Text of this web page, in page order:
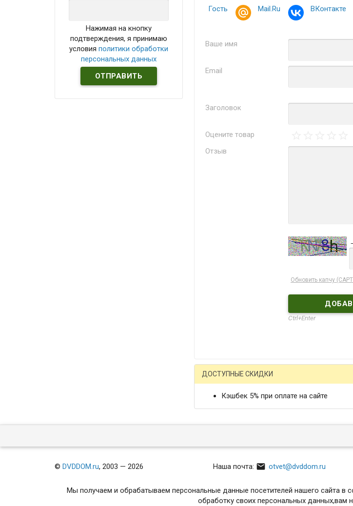
Нажимая на кнопку
подтверждения, я принимаю
условияполитики обработки
персональных данных
Гость Mail.Ru ВКонтакте
Ваше имя
Email
Заголовок
Оцените товар
Отзыв
Обновить капчу
Ctrl+Enter
ДОСТУПНЫЕ СКИДКИ
Кэшбек 5% при оплате на сайте
©DVDDOM.ru, 2003 — 2026 Наша почта:  otvet@dvddom.ru
Мы получаем и обрабатываем персональные данные посетителей нашего сайта в
обработку своих персональных данных,вам